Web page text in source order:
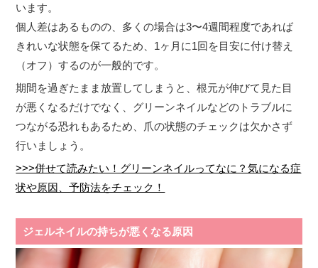
います。
個人差はあるものの、多くの場合は3〜4週間程度であれば
きれいな状態を保てるため、1ヶ月に1回を目安に付け替え
（オフ）するのが一般的です。
期間を過ぎたまま放置してしまうと、根元が伸びて見た目
が悪くなるだけでなく、グリーンネイルなどのトラブルに
つながる恐れもあるため、爪の状態のチェックは欠かさず
行いましょう。
>>>併せて読みたい！グリーンネイルってなに？気になる症
状や原因、予防法をチェック！
ジェルネイルの持ちが悪くなる原因